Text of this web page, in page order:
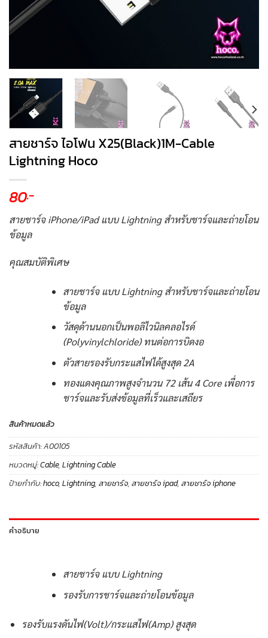
สายชาร์จ ไอโฟน X25(Black)1M-Cable
Lightning Hoco
80.-
สายชาร์จ iPhone/iPad แบบ Lightning สำหรับชาร์จและถ่ายโอน
ข้อมูล
คุณสมบัติพิเศษ
สายชาร์จ แบบ Lightning สำหรับชาร์จและถ่ายโอน
ข้อมูล
วัสดุด้านนอกเป็นพอลิไวนิลคลอไรด์
(Polyvinylchloride) ทนต่อการบิดงอ
ตัวสายรองรับกระแสไฟได้สูงสุด 2A
ทองแดงคุณภาพสูงจำนวน 72 เส้น 4 Core เพื่อการ
ชาร์จและรับส่งข้อมูลที่เร็วและเสถียร
สินค้าหมดแล้ว
รหัสสินค้า:A00105
หมวดหมู่:Cable, Lightning Cable
ป้ายกำกับ:hoco, Lightning, สายชาร์จ, สายชาร์จ ipad, สายชาร์จ iphone
คำอธิบาย
สายชาร์จ แบบ Lightning
รองรับการชาร์จและถ่ายโอนข้อมูล
รองรับแรงดันไฟ(Volt)/กระแสไฟ(Amp) สูงสุด